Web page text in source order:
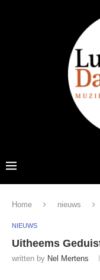
Home nieuws
NIEUWS
Uitheems
written by Nel Mertens